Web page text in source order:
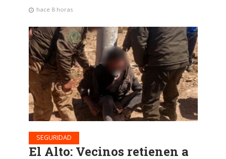
hace 8 horas
SEGURIDAD
El Alto: Vecinos retienen a